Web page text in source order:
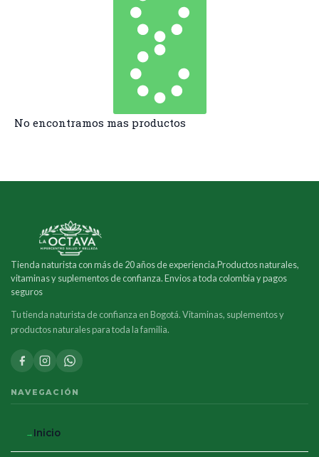
No encontramos mas productos
Tienda naturista con más de 20 años de experiencia.Productos naturales,
vitaminas y suplementos de confianza. Envios a toda colombia y pagos
seguros
Tu tienda naturista de confianza en Bogotá. Vitaminas, suplementos y
productos naturales para toda la familia.
NAVEGACIÓN
Inicio